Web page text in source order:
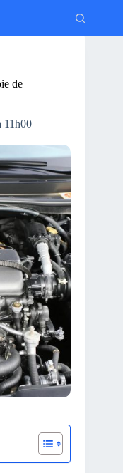
de
11h00